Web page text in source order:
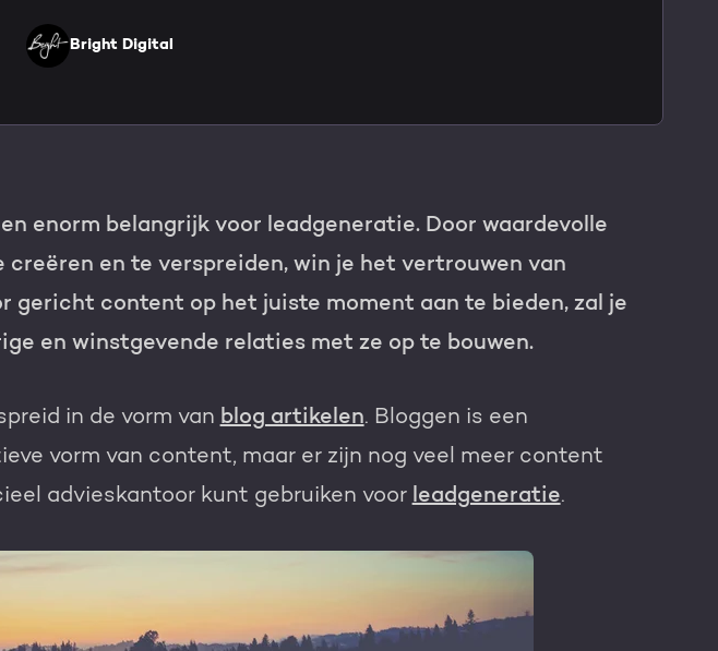
HubSpot maatwerk
Digital marketing
Marketing automation
Content & design
AI services
WEBSITE SERVICES
Team
HubSpot partner
Awards
Blog
Kennisbank
Haal alles uit je HubSpot licentie
Bright Digital
enorm belangrijk voor leadgeneratie. Door waardevolle
en te verspreiden, win je het vertrouwen van
gericht content op het juiste moment aan te bieden, zal je
en winstgevende relaties met ze op te bouwen.
in de vorm van blog artikelen. Bloggen is een
vorm van content, maar er zijn nog veel meer content
advieskantoor kunt gebruiken voor leadgeneratie.